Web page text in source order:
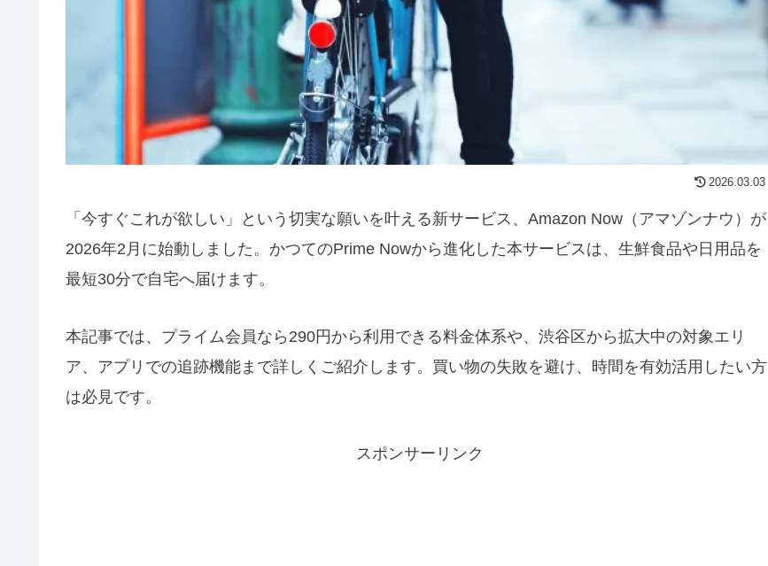
2026.03.03
「今すぐこれが欲しい」という切実な願いを叶える新サービス、Amazon Now（アマゾンナウ）が
2026年2月に始動しました。かつてのPrime Nowから進化した本サービスは、生鮮食品や日用品を
最短30分で自宅へ届けます。
本記事では、プライム会員なら290円から利用できる料金体系や、渋谷区から拡大中の対象エリ
ア、アプリでの追跡機能まで詳しくご紹介します。買い物の失敗を避け、時間を有効活用したい方
は必見です。
スポンサーリンク